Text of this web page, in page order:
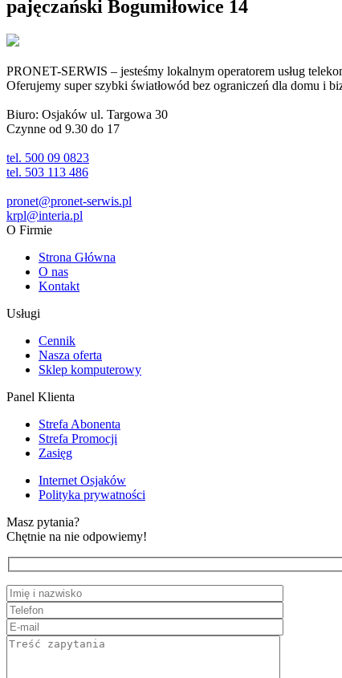
pajęczański Bogumiłowice 14
PRONET-SERWIS – jesteśmy lokalnym operatorem usług
Oferujemy super szybki światłowód bez ograniczeń dla domu i
Biuro: Osjaków ul. Targowa 30
Czynne od 9.30 do 17
tel. 500 09 0823
tel. 503 113 486
pronet@pronet-serwis.pl
krpl@interia.pl
O Firmie
Strona Główna
O nas
Kontakt
Usługi
Cennik
Nasza oferta
Sklep komputerowy
Panel Klienta
Strefa Abonenta
Strefa Promocji
Zasięg
Internet Osjaków
Polityka prywatności
Masz pytania?
Chętnie na nie odpowiemy!